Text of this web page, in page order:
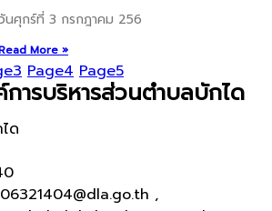
นศุกร์ที่ 3 กรกฎาคม 256
More »
3 Page4 Page5
ารบริหารส่วนตำบลบักได
ด
,